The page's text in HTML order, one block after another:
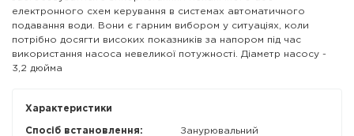
електронного схем керування в системах автоматичного
подавання води. Вони є гарним вибором у ситуаціях, коли
потрібно досягти високих показників за напором під час
використання насоса невеликої потужності. Діаметр насосу -
3,2 дюйма
Характеристики
Спосіб встановлення: Занурювальний